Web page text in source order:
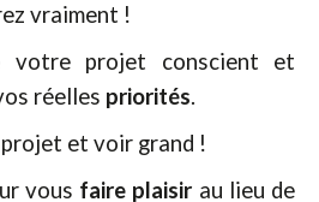
vraiment !
votre projet conscient et
réelles priorités.
et voir grand !
vous faire plaisir au lieu de